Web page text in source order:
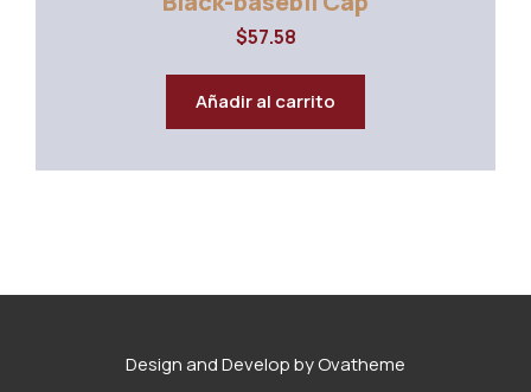
$57.58
Añadir al carrito
Design and Develop by Ovatheme